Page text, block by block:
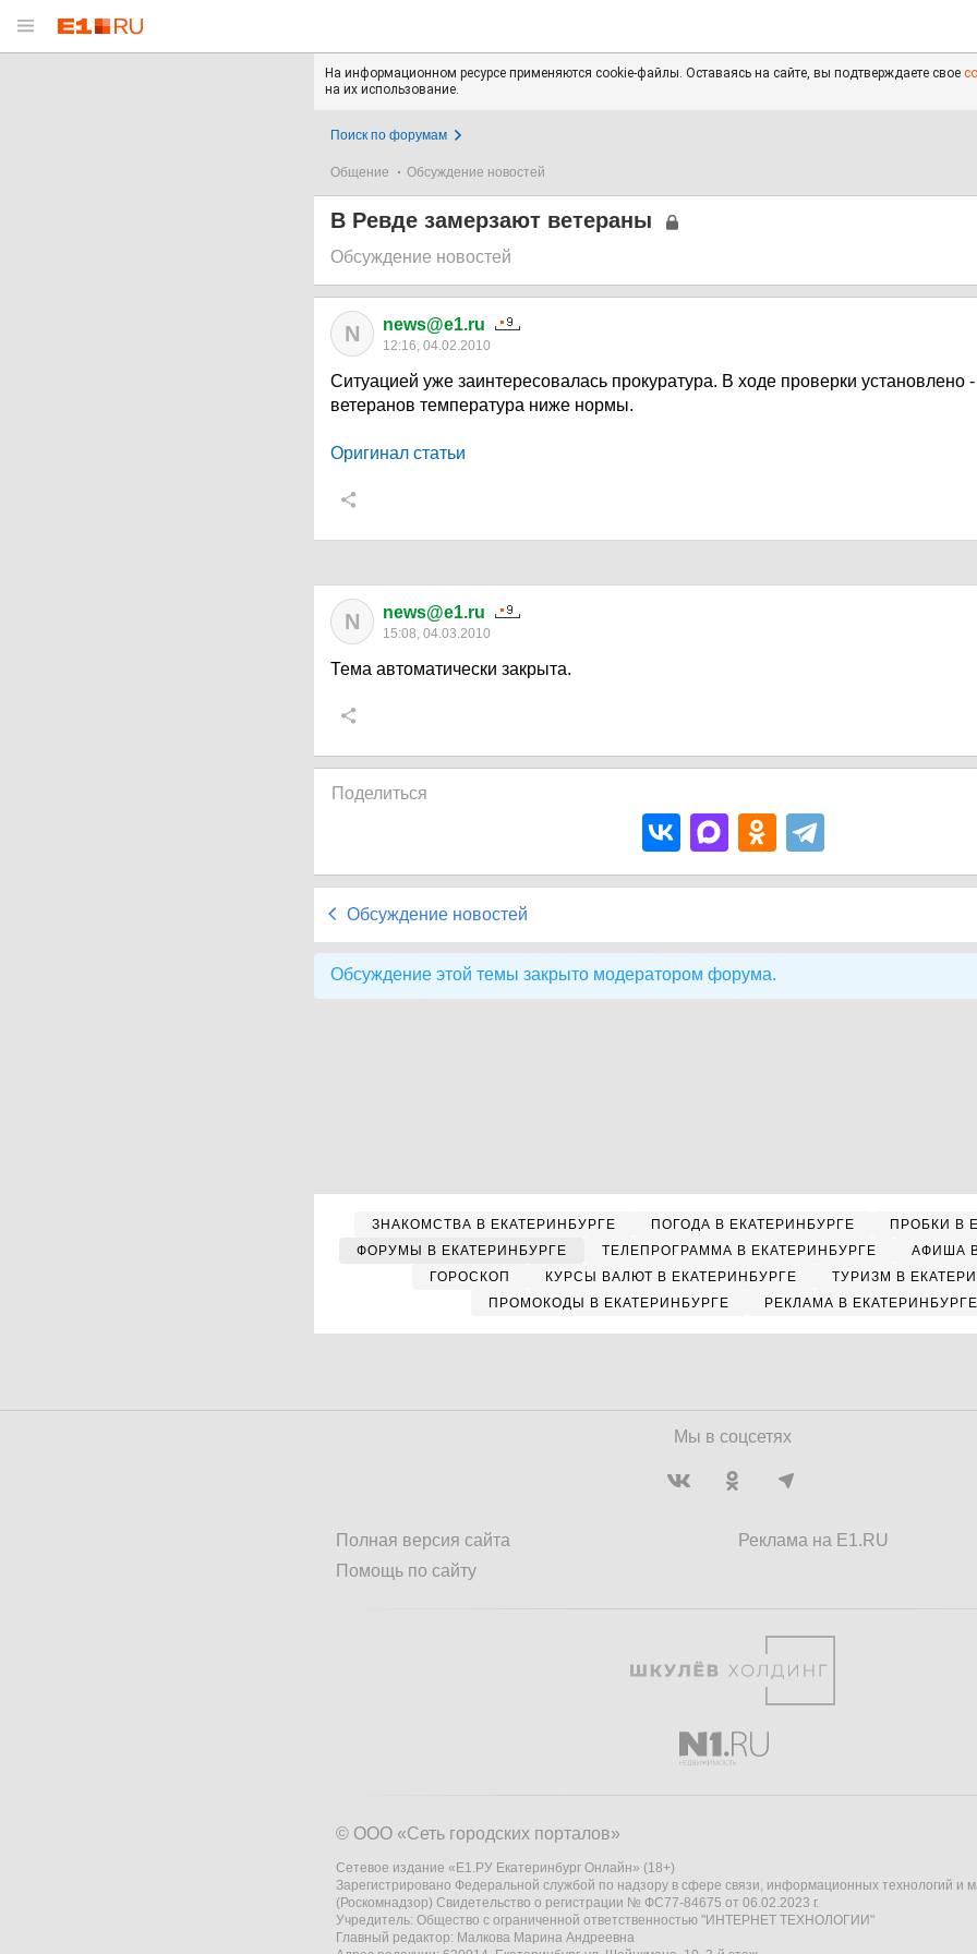
На информационном ресурсе применяются cookie-файлы. Оставаясь на сайте, вы подтверждаете свое
на их использование.
Поиск по форумам
Общение Обсуждение новостей
В Ревде замерзают ветераны
Обсуждение новостей
N news@e1.ru
12:16, 04.02.2010
Ситуацией уже заинтересовалась прокуратура. В ходе проверки установлено
ветеранов температура ниже нормы.
Оригинал статьи
N news@e1.ru
15:08, 04.03.2010
Тема автоматически закрыта.
Поделиться
Обсуждение новостей
Обсуждение этой темы закрыто модератором форума.
ЗНАКОМСТВА В ЕКАТЕРИНБУРГЕ ПОГОДА В ЕКАТЕРИНБУРГЕ
ПРОБКИ В
ФОРУМЫ В ЕКАТЕРИНБУРГЕ
ТЕЛЕПРОГРАММА В ЕКАТЕРИНБУРГЕ
АФИША
ГОРОСКОП
КУРСЫ ВАЛЮТ В ЕКАТЕРИНБУРГЕ
ТУРИЗМ В
ПРОМОКОДЫ В ЕКАТЕРИНБУРГЕ
РЕКЛАМА В ЕКАТЕРИНБУРГЕ
Мы в соцсетях
Полная версия сайта
Помощь по сайту
Реклама на E1.RU
© ООО «Сеть городских порталов»
Сетевое издание «Е1.РУ Екатеринбург Онлайн» (18+)
Зарегистрировано Федеральной службой по надзору в сфере связи, информационных технологий и
(Роскомнадзор) Свидетельство о регистрации № ФС77-84675 от 06.02.2023 г.
Учредитель: Общество с ограниченной ответственностью "ИНТЕРНЕТ ТЕХНОЛОГИИ"
Главный редактор: Малкова Марина Андреевна